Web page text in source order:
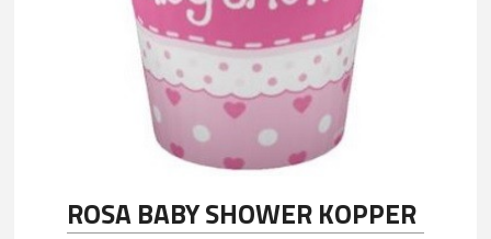
ROSA BABY SHOWER KOPPER